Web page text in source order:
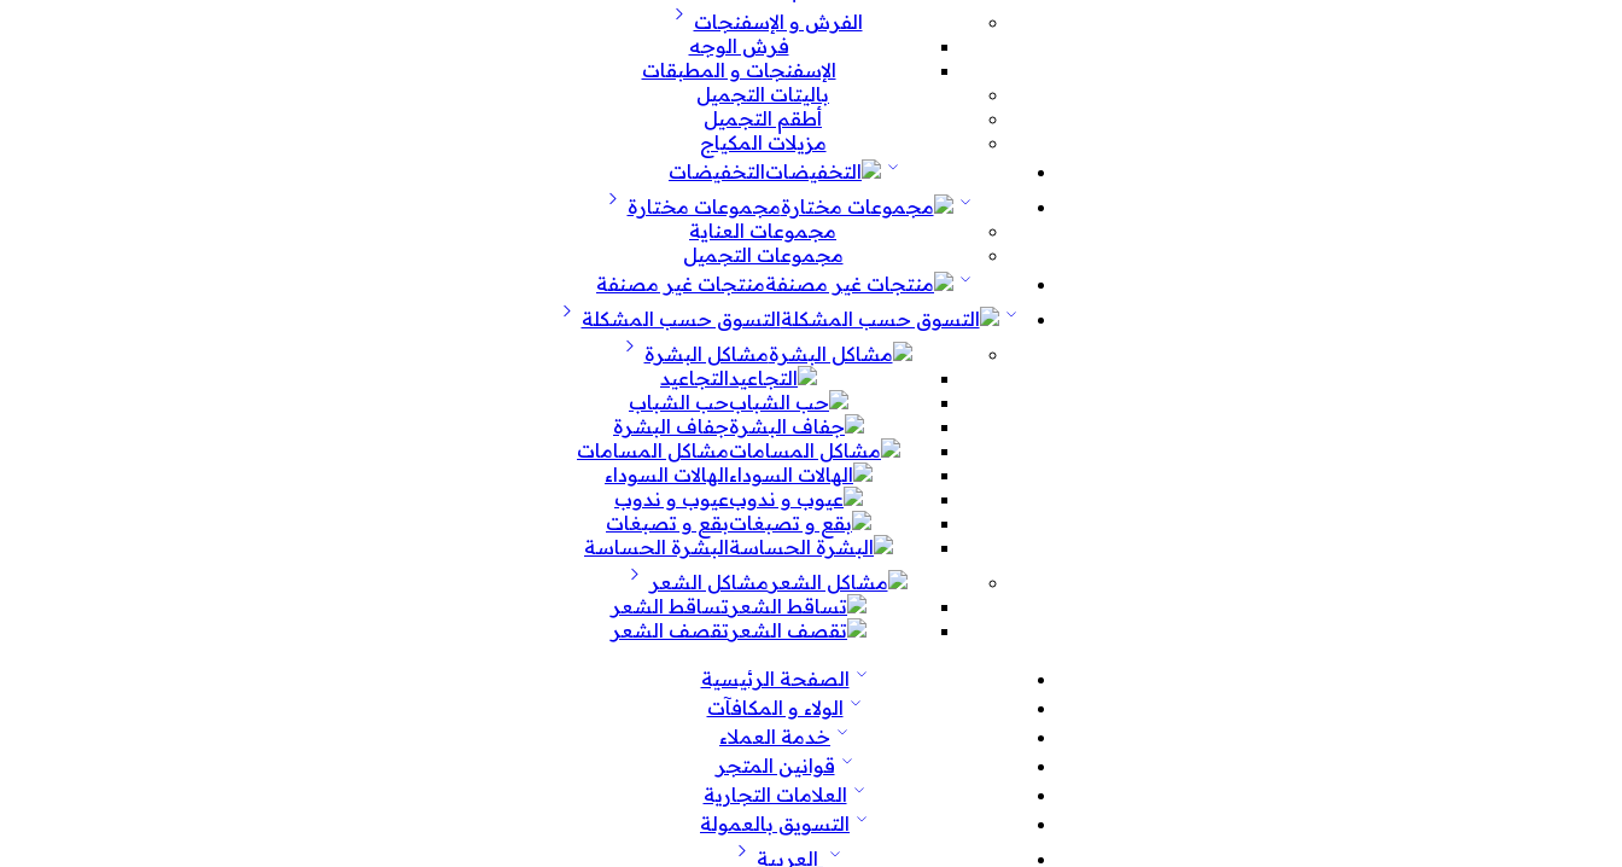
الفرش و الإسفنجات
فرش الوجه
الإسفنجات و المطبقات
باليتات التجميل
أطقم التجميل
مزيلات المكياج
التخفيضات
مجموعات مختارة
مجموعات العناية
مجموعات التجميل
منتجات غير مصنفة
التسوق حسب المشكلة
مشاكل البشرة
التجاعيد
حب الشباب
جفاف البشرة
مشاكل المسامات
الهالات السوداء
عيوب و ندوب
بقع و تصبغات
البشرة الحساسة
مشاكل الشعر
تساقط الشعر
تقصف الشعر
الصفحة الرئيسية
الولاء و المكافآت
خدمة العملاء
قوانين المتجر
العلامات التجارية
التسويق بالعمولة
العربية